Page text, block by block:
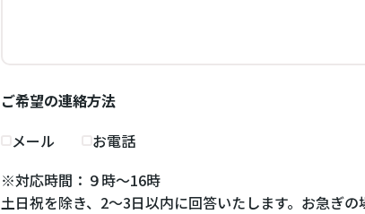
ご希望の連絡方法
メール
お電話
※対応時間：９時～16時
土日祝を除き、2～3日以内に回答いたします。お急ぎの